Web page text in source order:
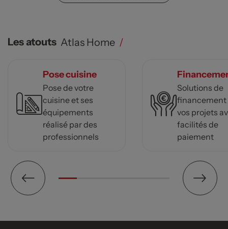
Les atouts Atlas Home /
Pose cuisine
Pose de votre
cuisine et ses
équipements
réalisé par des
professionnels
Solutions de
financement
vos projets
facilités de
paiement